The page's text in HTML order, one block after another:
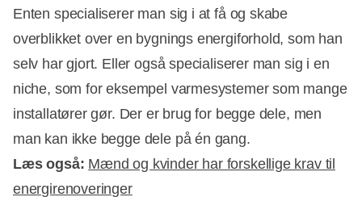
Enten specialiserer man sig i at få og skabe
overblikket over en bygnings energiforhold, som han
selv har gjort. Eller også specialiserer man sig i en
niche, som for eksempel varmesystemer som mange
installatører gør. Der er brug for begge dele, men
man kan ikke begge dele på én gang.
Læs også: Mænd og kvinder har forskellige krav til
energirenoveringer